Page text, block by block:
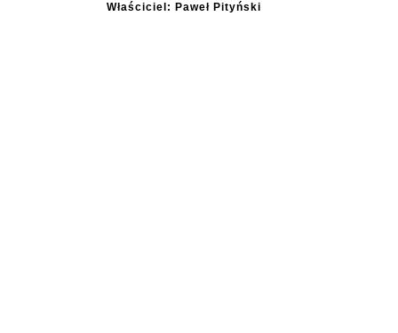
Właściciel: Paweł Pityński